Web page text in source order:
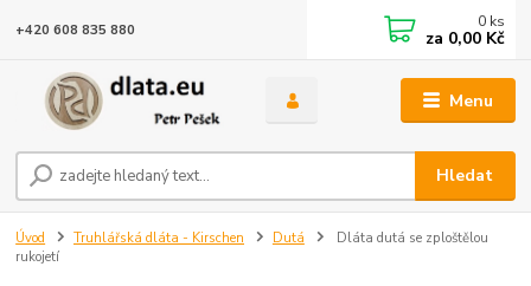
Menu
Hledat
+420 608 835 880 0 ks
za 0,00 Kč
Úvod Truhlářská dláta - Kirschen Dutá
Dláta dutá se zploštělou
rukojetí